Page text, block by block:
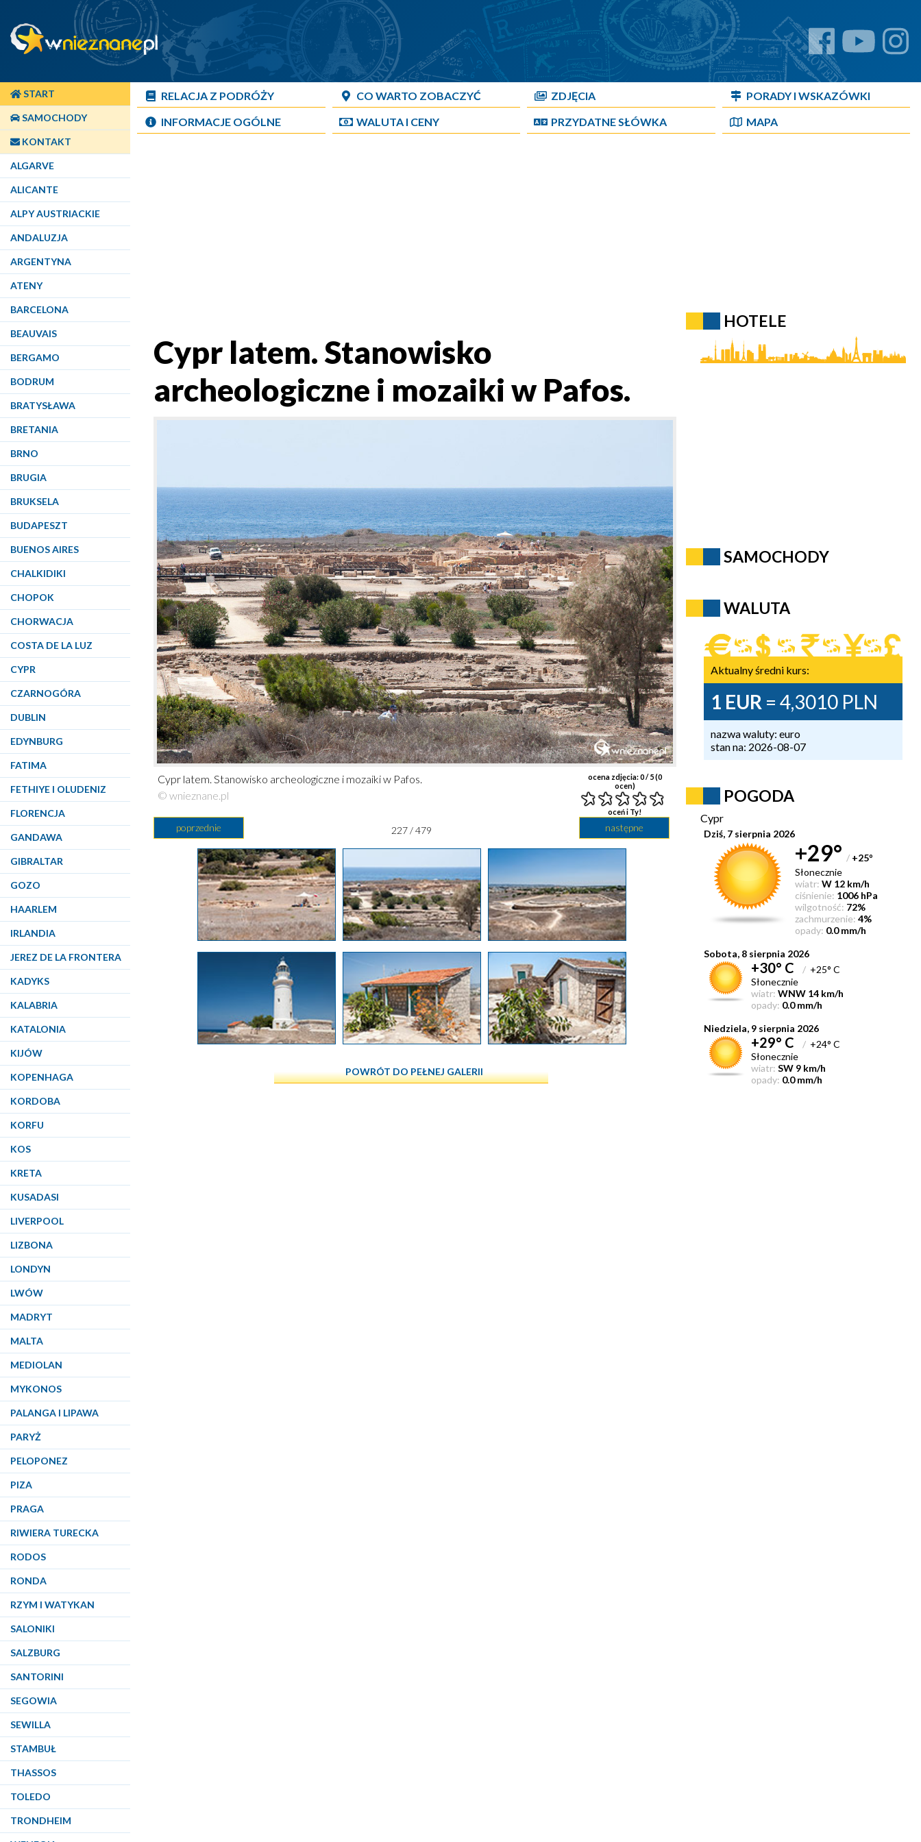
START
SAMOCHODY
KONTAKT
ALGARVE
ALICANTE
ALPY AUSTRIACKIE
ANDALUZJA
ARGENTYNA
ATENY
BARCELONA
BEAUVAIS
BERGAMO
BODRUM
BRATYSŁAWA
BRETANIA
BRNO
BRUGIA
BRUKSELA
BUDAPESZT
BUENOS AIRES
CHALKIDIKI
CHOPOK
CHORWACJA
COSTA DE LA LUZ
CYPR
CZARNOGÓRA
DUBLIN
EDYNBURG
FATIMA
FETHIYE I OLUDENIZ
FLORENCJA
GANDAWA
GIBRALTAR
GOZO
HAARLEM
IRLANDIA
JEREZ DE LA FRONTERA
KADYKS
KALABRIA
KATALONIA
KIJÓW
KOPENHAGA
KORDOBA
KORFU
KOS
KRETA
KUSADASI
LIVERPOOL
LIZBONA
LONDYN
LWÓW
MADRYT
MALTA
MEDIOLAN
MYKONOS
PALANGA I LIPAWA
PARYŻ
PELOPONEZ
PIZA
PRAGA
RIWIERA TURECKA
RODOS
RONDA
RZYM I WATYKAN
SALONIKI
SALZBURG
SANTORINI
SEGOWIA
SEWILLA
STAMBUŁ
THASSOS
TOLEDO
TRONDHEIM
RELACJA Z PODRÓŻY CO WARTO ZOBACZYĆ ZDJĘCIA
PORADY I WSKAZÓWKI
INFORMACJE OGÓLNE
WALUTA I CENY PRZYDATNE SŁÓWKA MAPA
Cypr latem. Stanowisko
archeologiczne i mozaiki w Pafos.
ocena zdjęcia:0/ 5 (0
ocen)
oceń i Ty!
Cypr latem. Stanowisko archeologiczne i mozaiki w Pafos.
© wnieznane.pl
poprzednie następne
227 / 479
POWRÓT DO PEŁNEJ GALERII
HOTELE
SAMOCHODY
WALUTA
Aktualny średni kurs:
1 EUR = 4,3010 PLN
nazwa waluty: euro
stan na: 2026-08-07
POGODA
Cypr
Dziś, 7 sierpnia 2026
+29° / +25°
Słonecznie
wiatr: W 12 km/h
ciśnienie: 1006 hPa
wilgotność: 72%
zachmurzenie: 4%
opady: 0.0 mm/h
Sobota, 8 sierpnia 2026
+30° C / +25° C
Słonecznie
wiatr: WNW 14 km/h
opady: 0.0 mm/h
Niedziela, 9 sierpnia 2026
+29° C / +24° C
Słonecznie
wiatr: SW 9 km/h
opady: 0.0 mm/h